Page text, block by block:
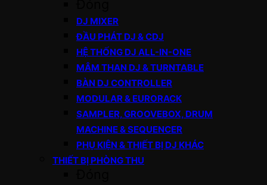
DJ MIXER
ĐẦU PHÁT DJ & CDJ
HỆ THỐNG DJ ALL-IN-ONE
MÂM THAN DJ & TURNTABLE
BÀN DJ CONTROLLER
MODULAR & EURORACK
SAMPLER, GROOVEBOX, DRUM
MACHINE & SEQUENCER
PHỤ KIỆN & THIẾT BỊ DJ KHÁC
THIẾT BỊ PHÒNG THU